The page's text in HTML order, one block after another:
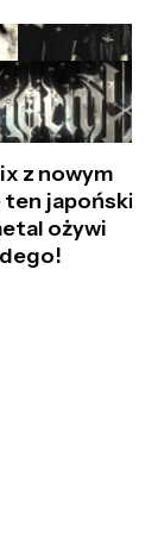
z nowym
ten japoński
ożywi